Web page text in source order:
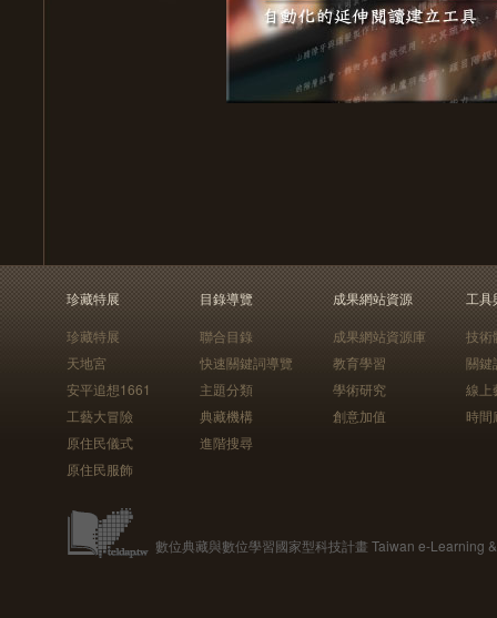
珍藏特展
珍藏特展
天地宮
安平追想1661
工藝大冒險
原住民儀式
原住民服飾
目錄導覽
聯合目錄
快速關鍵詞導覽
主題分類
典藏機構
進階搜尋
成果網站資源
成果網站資源庫
教育學習
學術研究
創意加值
工具
技術
關鍵
線上
時間
數位典藏與數位學習國家型科技計畫 Taiwan e-Learning